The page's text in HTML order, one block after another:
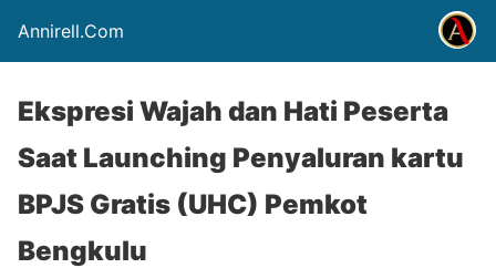
Annirell.Com
Ekspresi Wajah dan Hati Peserta
Saat Launching Penyaluran kartu
BPJS Gratis (UHC) Pemkot
Bengkulu